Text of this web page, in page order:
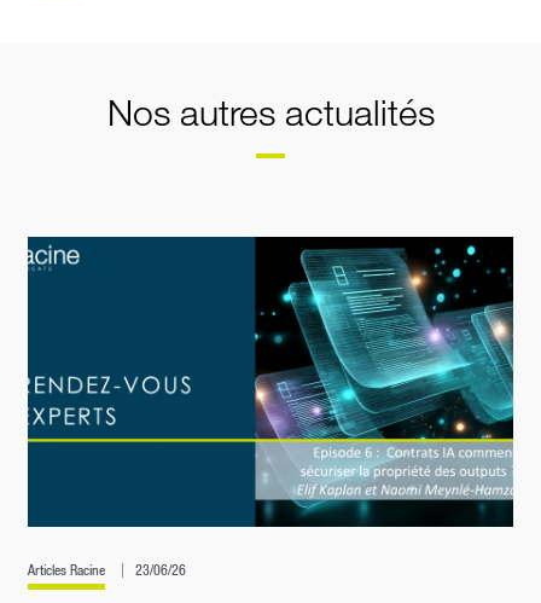
Nos autres actualités
Articles Racine 23/06/26